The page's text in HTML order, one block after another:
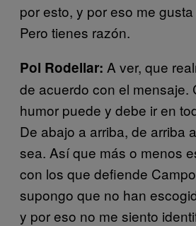
por esto, y por eso me
Pero tienes razón.
Pol Rodellar: A ver, que
de acuerdo con el mensaje.
humor puede y debe ir en
De abajo a arriba, de arriba
sea. Así que más o menos
con los que defiende
supongo que no han
y por eso no me siento